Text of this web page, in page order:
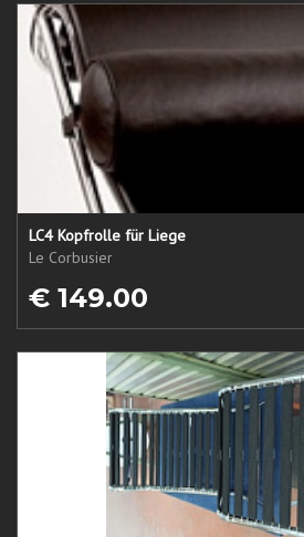
LC4 Kopfrolle für Liege
Le Corbusier
€ 149.00